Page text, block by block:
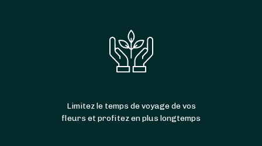
Limitez le temps de voyage de vos
fleurs et profitez en plus longtemps